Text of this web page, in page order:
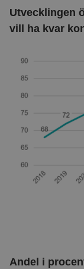
Utvecklingen
vill ha kvar
Andel i